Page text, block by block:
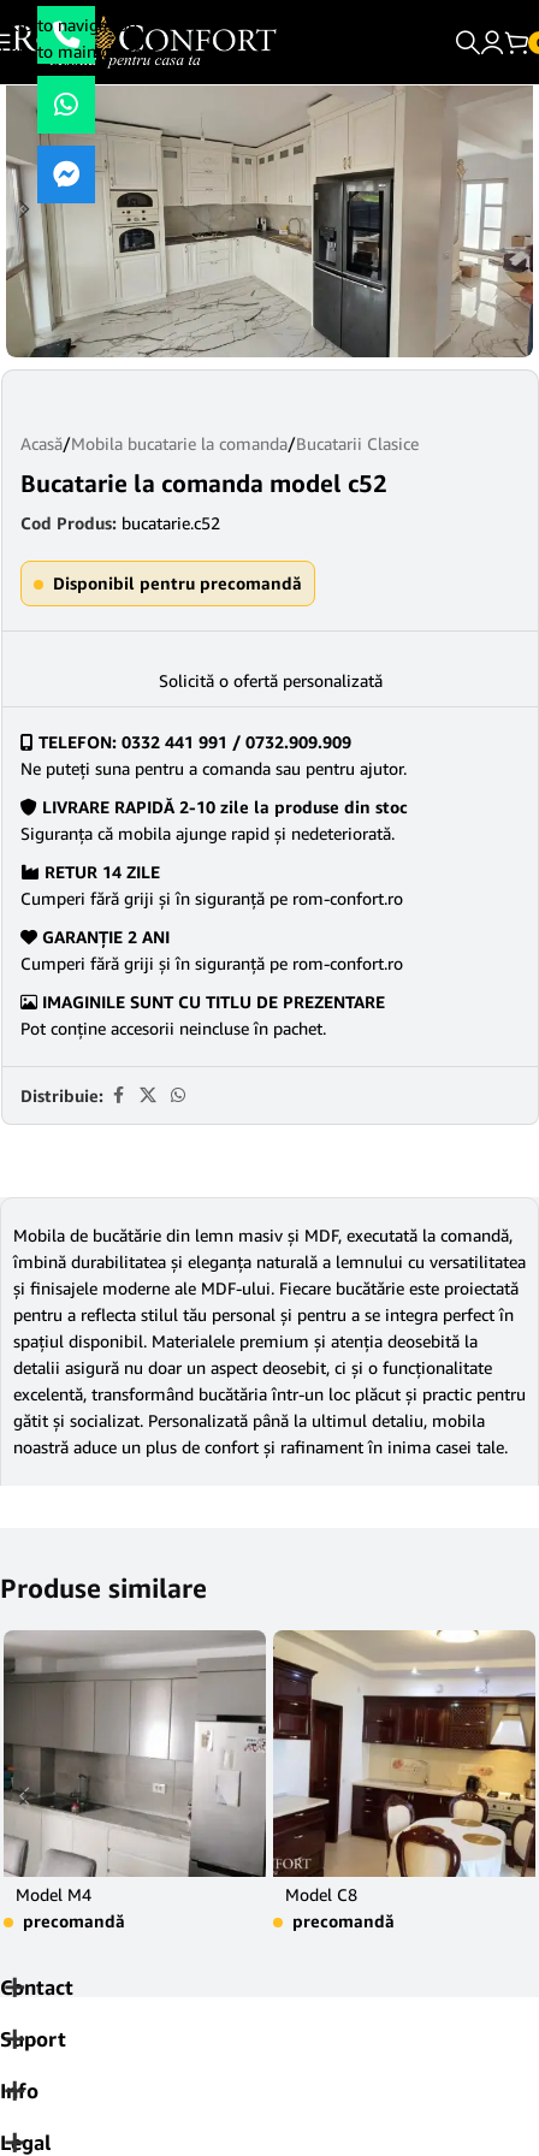
Skip to navigation
Skip to main content
Acasă/Mobila bucatarie la comanda/Bucatarii Clasice
Bucatarie la comanda model c52
Cod Produs: bucatarie.c52
Disponibil pentru precomandă
Solicită o ofertă personalizată
TELEFON: 0332 441 991 / 0732.909.909
Ne puteţi suna pentru a comanda sau pentru ajutor.
LIVRARE RAPIDĂ 2-10 zile la produse din stoc
Siguranţa că mobila ajunge rapid şi nedeteriorată.
RETUR 14 ZILE
Cumperi fără griji şi în siguranţă pe rom-confort.ro
GARANŢIE 2 ANI
Cumperi fără griji şi în siguranţă pe rom-confort.ro
IMAGINILE SUNT CU TITLU DE PREZENTARE
Pot conține accesorii neincluse în pachet.
Distribuie:
Mobila de bucătărie din lemn masiv și MDF, executată la comandă,
îmbină durabilitatea și eleganța naturală a lemnului cu versatilitatea
și finisajele moderne ale MDF-ului. Fiecare bucătărie este proiectată
pentru a reflecta stilul tău personal și pentru a se integra perfect în
spațiul disponibil. Materialele premium și atenția deosebită la
detalii asigură nu doar un aspect deosebit, ci și o funcționalitate
excelentă, transformând bucătăria într-un loc plăcut și practic pentru
gătit și socializat. Personalizată până la ultimul detaliu, mobila
noastră aduce un plus de confort și rafinament în inima casei tale.
Produse similare
Model M4
precomandă
Model C8
precomandă
Contact
Suport
Info
Legal